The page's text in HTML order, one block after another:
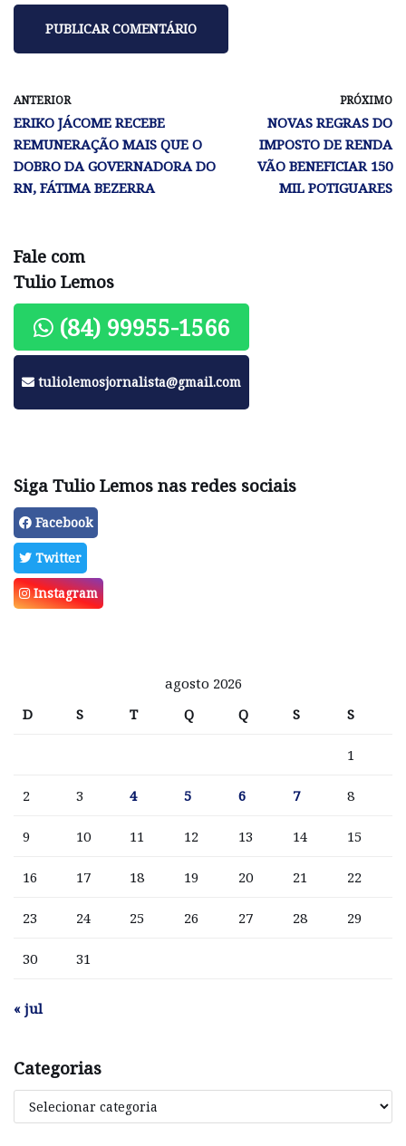
ANTERIOR
ERIKO JÁCOME RECEBE
REMUNERAÇÃO MAIS QUE O
DOBRO DA GOVERNADORA DO
RN, FÁTIMA BEZERRA
PRÓXIMO
NOVAS REGRAS DO
IMPOSTO DE RENDA
VÃO BENEFICIAR 150
MIL POTIGUARES
Fale com
Tulio Lemos
(84) 99955-1566
tuliolemosjornalista@gmail.com
Siga Tulio Lemos nas redes sociais
Facebook
Twitter
Instagram
agosto 2026
D
S T Q Q S S
1
2 3 4 5 6 7 8
9 10 11 12 13 14 15
16 17 18 19 20 21 22
23 24 25 26 27 28 29
30 31
« jul
Categorias